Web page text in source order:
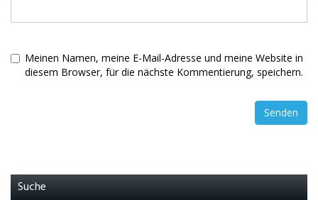
Meinen Namen, meine E-Mail-Adresse und meine Website in
diesem Browser, für die nächste Kommentierung, speichern.
Suche